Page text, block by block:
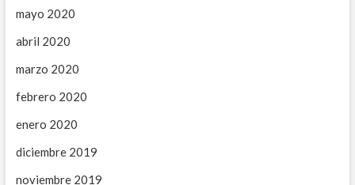
mayo 2020
abril 2020
marzo 2020
febrero 2020
enero 2020
diciembre 2019
noviembre 2019